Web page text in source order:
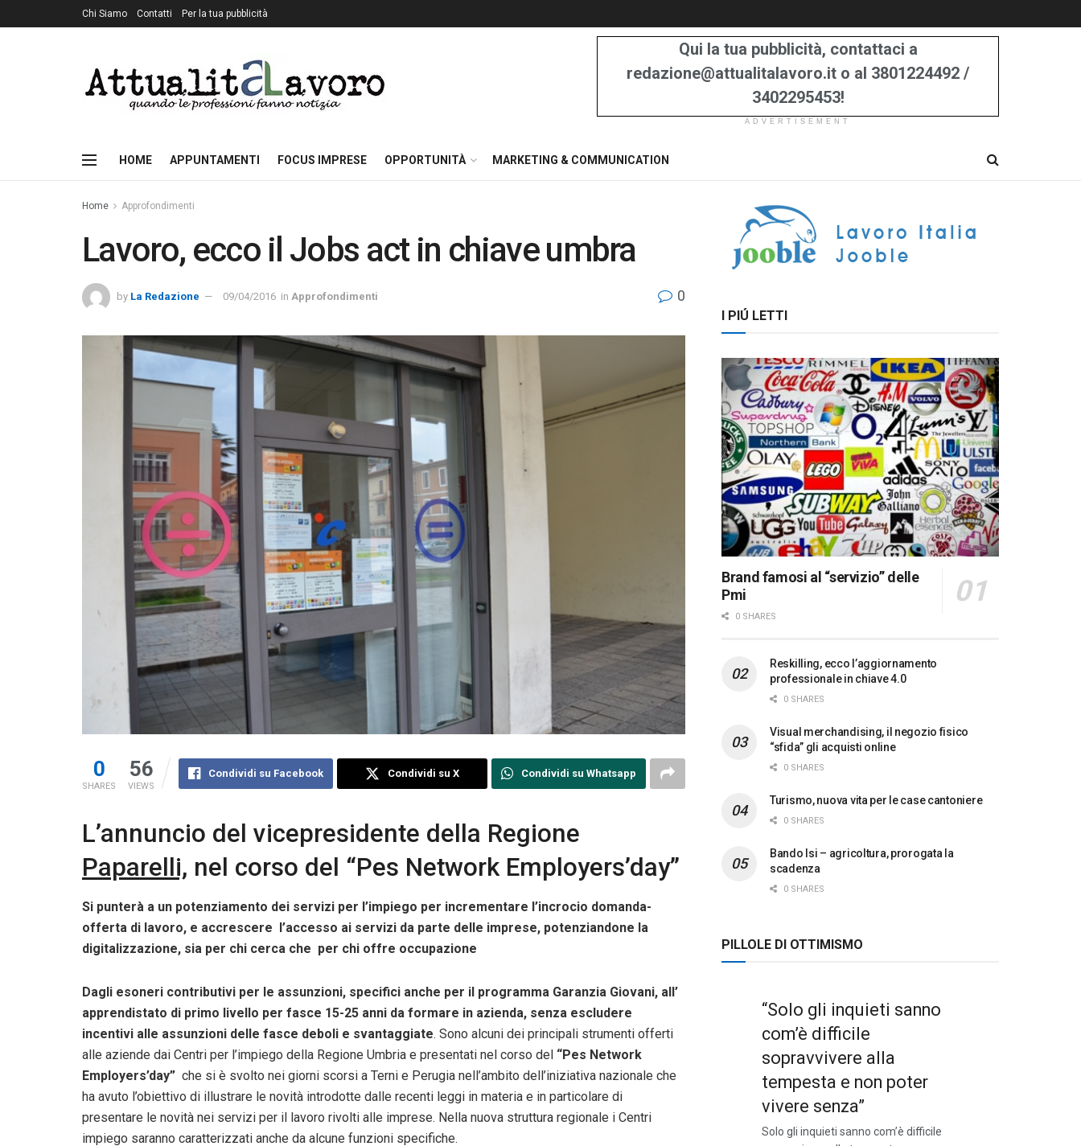
Chi Siamo Contatti Per la tua pubblicità
Qui la tua pubblicità, contattaci a
redazione@attualitalavoro.it o al 3801224492 /
3402295453!
ADVERTISEMENT
HOME APPUNTAMENTI FOCUS IMPRESE OPPORTUNITÀ MARKETING & COMMUNICATION
Home Approfondimenti
Lavoro, ecco il Jobs act in chiave umbra
by La Redazione 09/04/2016 in Approfondimenti 0
0
SHARES
56
VIEWS
Condividi su Facebook Condividi su X Condividi su Whatsapp
L’annuncio del vicepresidente della Regione
Paparelli, nel corso del “Pes Network Employers’day”
Si punterà a un potenziamento dei servizi per l’impiego per incrementare l’incrocio domanda-
offerta di lavoro, e accrescere l’accesso ai servizi da parte delle imprese, potenziandone la
digitalizzazione, sia per chi cerca che per chi offre occupazione
Dagli esoneri contributivi per le assunzioni, specifici anche per il programma Garanzia Giovani, all’
apprendistato di primo livello per fasce 15-25 anni da formare in azienda, senza escludere
incentivi alle assunzioni delle fasce deboli e svantaggiate. Sono alcuni dei principali strumenti offerti
alle aziende dai Centri per l’impiego della Regione Umbria e presentati nel corso del “Pes Network
Employers’day” che si è svolto nei giorni scorsi a Terni e Perugia nell’ambito dell’iniziativa nazionale che
ha avuto l’obiettivo di illustrare le novità introdotte dalle recenti leggi in materia e in particolare di
presentare le novità nei servizi per il lavoro rivolti alle imprese. Nella nuova struttura regionale i Centri
impiego saranno caratterizzati anche da alcune funzioni specifiche.
I PIÚ LETTI
Brand famosi al “servizio” delle
Pmi
0 SHARES
Reskilling, ecco l’aggiornamento
professionale in chiave 4.0
0 SHARES
Visual merchandising, il negozio fisico
“sfida” gli acquisti online
0 SHARES
Turismo, nuova vita per le case cantoniere
0 SHARES
Bando Isi – agricoltura, prorogata la
scadenza
0 SHARES
PILLOLE DI OTTIMISMO
“Solo gli inquieti sanno
com’è difficile
sopravvivere alla
tempesta e non poter
vivere senza”
Solo gli inquieti sanno com’è difficile